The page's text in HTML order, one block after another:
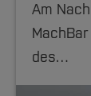
Am
des…